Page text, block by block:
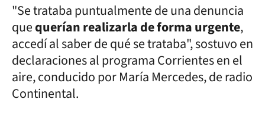
"Se trataba puntualmente de una denuncia
quequerían realizarla de forma urgente,
accedí al saber de qué se trataba", sostuvo en
declaraciones al programa Corrientes en el
aire, conducido por María Mercedes, de radio
Continental.